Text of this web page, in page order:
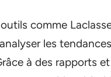
comme
les
à des rapports